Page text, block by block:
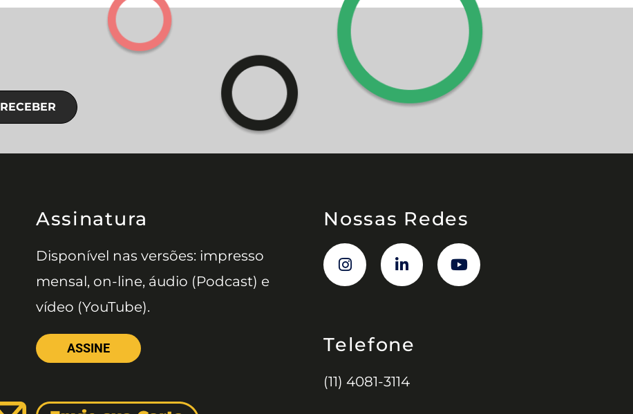
RECEBER
Assinatura
Disponível nas versões: impresso
mensal, on-line, áudio (Podcast) e
vídeo (YouTube).
ASSINE
Nossas Redes
Telefone
(11) 4081-3114